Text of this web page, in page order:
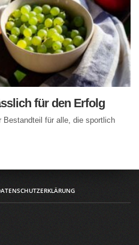
für den Erfolg
Bestandteil für alle, die sportlich